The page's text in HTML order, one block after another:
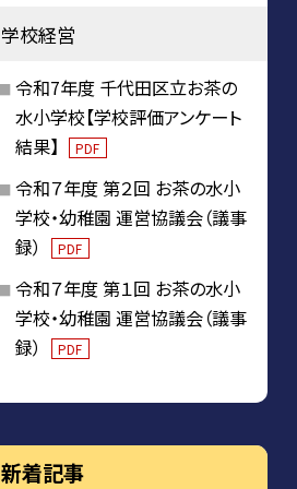
学校経営
令和7年度 千代田区立お茶の
水小学校【学校評価アンケート
結果】
PDF
令和７年度 第２回 お茶の水小
学校・幼稚園 運営協議会（議事
録）
PDF
令和７年度 第１回 お茶の水小
学校・幼稚園 運営協議会（議事
録）
PDF
新着記事